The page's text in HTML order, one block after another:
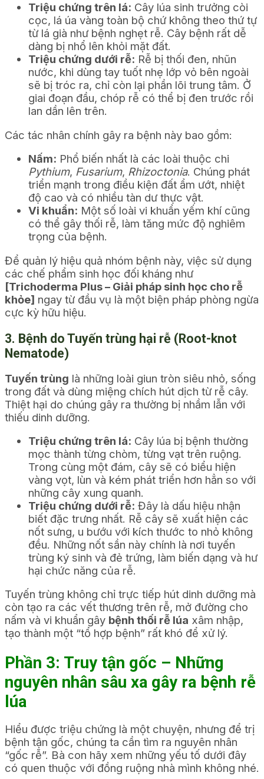
Triệu chứng trên lá: Cây lúa sinh trưởng còi
cọc, lá úa vàng toàn bộ chứ không theo thứ tự
từ lá già như bệnh nghẹt rễ. Cây bệnh rất dễ
dàng bị nhổ lên khỏi mặt đất.
Triệu chứng dưới rễ: Rễ bị thối đen, nhũn
nước, khi dùng tay tuốt nhẹ lớp vỏ bên ngoài
sẽ bị tróc ra, chỉ còn lại phần lõi trung tâm. Ở
giai đoạn đầu, chóp rễ có thể bị đen trước rồi
lan dần lên trên.
Các tác nhân chính gây ra bệnh này bao gồm:
Nấm: Phổ biến nhất là các loài thuộc chi
Pythium, Fusarium, Rhizoctonia. Chúng phát
triển mạnh trong điều kiện đất ẩm ướt, nhiệt
độ cao và có nhiều tàn dư thực vật.
Vi khuẩn: Một số loài vi khuẩn yếm khí cũng
có thể gây thối rễ, làm tăng mức độ nghiêm
trọng của bệnh.
Để quản lý hiệu quả nhóm bệnh này, việc sử dụng
các chế phẩm sinh học đối kháng như
[Trichoderma Plus – Giải pháp sinh học cho rễ
khỏe] ngay từ đầu vụ là một biện pháp phòng ngừa
cực kỳ hữu hiệu.
3. Bệnh do Tuyến trùng hại rễ (Root-knot
Nematode)
Tuyến trùng là những loài giun tròn siêu nhỏ, sống
trong đất và dùng miệng chích hút dịch từ rễ cây.
Thiệt hại do chúng gây ra thường bị nhầm lẫn với
thiếu dinh dưỡng.
Triệu chứng trên lá: Cây lúa bị bệnh thường
mọc thành từng chòm, từng vạt trên ruộng.
Trong cùng một đám, cây sẽ có biểu hiện
vàng vọt, lùn và kém phát triển hơn hẳn so với
những cây xung quanh.
Triệu chứng dưới rễ: Đây là dấu hiệu nhận
biết đặc trưng nhất. Rễ cây sẽ xuất hiện các
nốt sưng, u bướu với kích thước to nhỏ không
đều. Những nốt sần này chính là nơi tuyến
trùng ký sinh và đẻ trứng, làm biến dạng và hư
hại chức năng của rễ.
Tuyến trùng không chỉ trực tiếp hút dinh dưỡng mà
còn tạo ra các vết thương trên rễ, mở đường cho
nấm và vi khuẩn gây bệnh thối rễ lúa xâm nhập,
tạo thành một “tổ hợp bệnh” rất khó để xử lý.
Phần 3: Truy tận gốc – Những
nguyên nhân sâu xa gây ra bệnh rễ
lúa
Hiểu được triệu chứng là một chuyện, nhưng để trị
bệnh tận gốc, chúng ta cần tìm ra nguyên nhân
“gốc rễ”. Bà con hãy xem những yếu tố dưới đây
có quen thuộc với đồng ruộng nhà mình không nhé.